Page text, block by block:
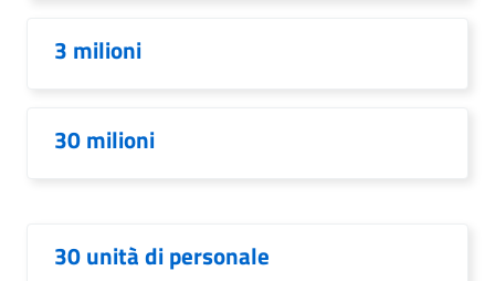
3 milioni
30 milioni
30 unità di personale